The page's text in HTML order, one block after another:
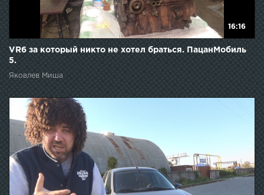
16:16
VR6 за который никто не хотел браться. ПацанМобиль
5.
Яковлев Миша